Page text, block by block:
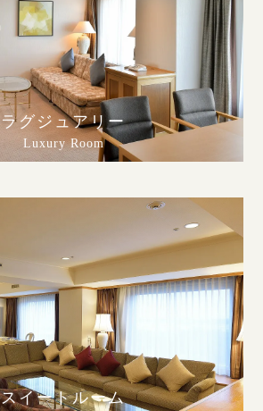
ラグジュアリー
Luxury Room
スイートルーム